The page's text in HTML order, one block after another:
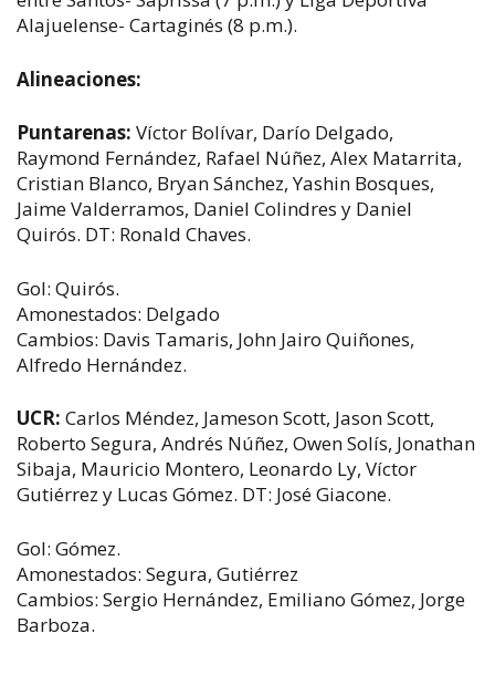
Alajuelense- Cartaginés (8 p.m.).
Alineaciones:
Puntarenas: Víctor Bolívar, Darío Delgado,
Raymond Fernández, Rafael Núñez, Alex Matarrita,
Cristian Blanco, Bryan Sánchez, Yashin Bosques,
Jaime Valderramos, Daniel Colindres y Daniel
Quirós. DT: Ronald Chaves.
Gol: Quirós.
Amonestados: Delgado
Cambios: Davis Tamaris, John Jairo Quiñones,
Alfredo Hernández.
UCR: Carlos Méndez, Jameson Scott, Jason Scott,
Roberto Segura, Andrés Núñez, Owen Solís, Jonathan
Sibaja, Mauricio Montero, Leonardo Ly, Víctor
Gutiérrez y Lucas Gómez. DT: José Giacone.
Gol: Gómez.
Amonestados: Segura, Gutiérrez
Cambios: Sergio Hernández, Emiliano Gómez, Jorge
Barboza.